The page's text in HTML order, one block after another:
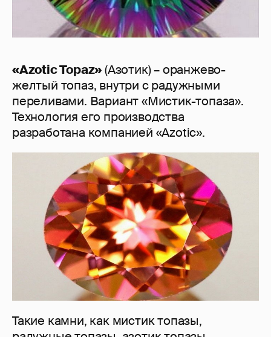
«Azotic Topaz»(Азотик) – оранжево-
желтый топаз, внутри с радужными
переливами. Вариант «Мистик-топаза».
Технология его производства
разработана компанией «Azotic».
Такие камни, как мистик топазы,